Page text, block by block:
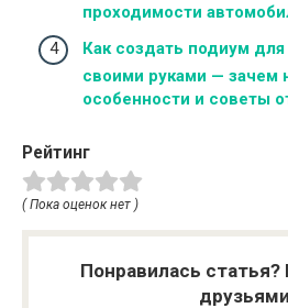
проходимости
Как создать подиум
своими руками — зачем
особенности и советы
Рейтинг
( Пока оценок нет )
Понравилась